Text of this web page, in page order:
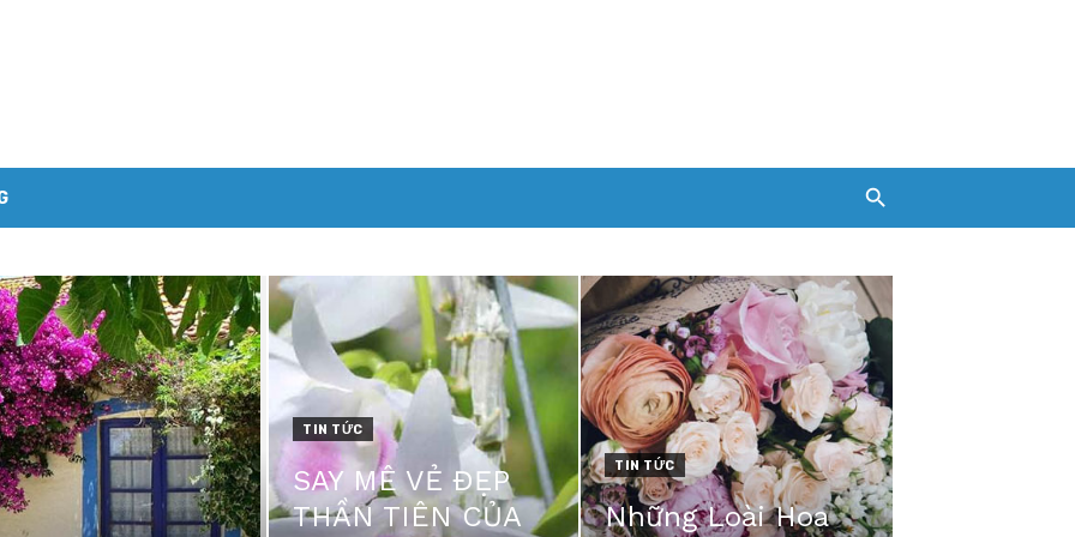
TIN TỨC
SAY MÊ VẺ ĐẸP
THẦN TIÊN CỦA
TIN TỨC
Những Loài Hoa